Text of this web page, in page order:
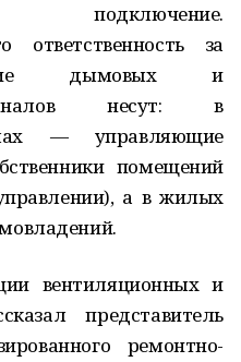
подключение.
ответственность за
дымовых и
несут: в
— управляющие
помещений
а в жилых
вентиляционных и
представитель
ремонтно-